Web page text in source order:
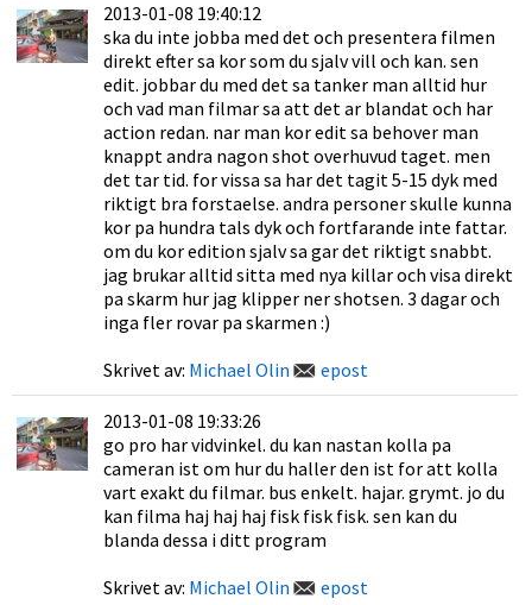
2013-01-08 19:40:12
ska du inte jobba med det och presentera filmen
direkt efter sa kor som du sjalv vill och kan. sen
edit. jobbar du med det sa tanker man alltid hur
och vad man filmar sa att det ar blandat och har
action redan. nar man kor edit sa behover man
knappt andra nagon shot overhuvud taget. men
det tar tid. for vissa sa har det tagit 5-15 dyk med
riktigt bra forstaelse. andra personer skulle kunna
kor pa hundra tals dyk och fortfarande inte fattar.
om du kor edition sjalv sa gar det riktigt snabbt.
jag brukar alltid sitta med nya killar och visa direkt
pa skarm hur jag klipper ner shotsen. 3 dagar och
inga fler rovar pa skarmen :)
Skrivet av: Michael Olin epost
2013-01-08 19:33:26
go pro har vidvinkel. du kan nastan kolla pa
cameran ist om hur du haller den ist for att kolla
vart exakt du filmar. bus enkelt. hajar. grymt. jo du
kan filma haj haj haj fisk fisk fisk. sen kan du
blanda dessa i ditt program
Skrivet av: Michael Olin epost